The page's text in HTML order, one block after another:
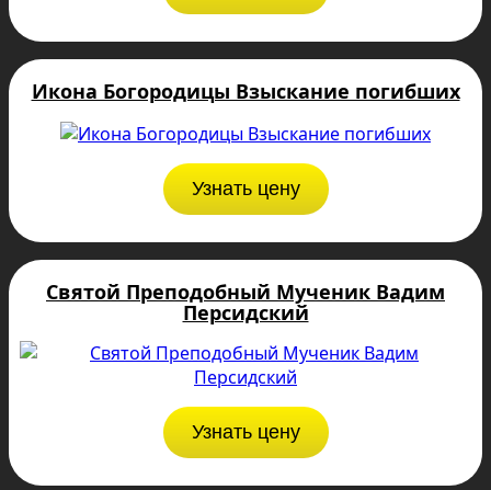
Икона Богородицы Взыскание погибших
Узнать цену
Святой Преподобный Мученик Вадим
Персидский
Узнать цену